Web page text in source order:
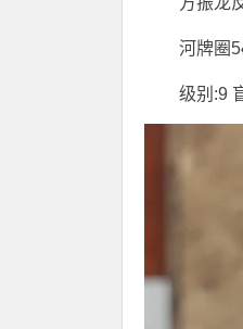
河牌圈
级别:9